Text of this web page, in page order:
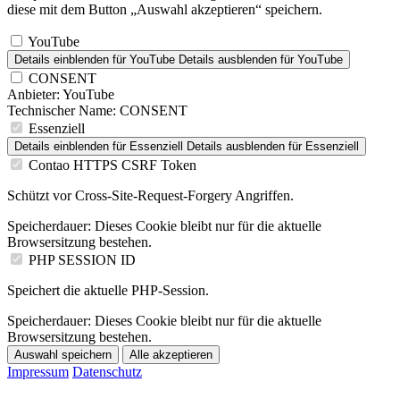
diese mit dem Button „Auswahl akzeptieren“ speichern.
YouTube
Details einblenden für YouTube Details ausblenden für YouTube
CONSENT
Anbieter: YouTube
Technischer Name: CONSENT
Essenziell
Details einblenden für Essenziell Details ausblenden für Essenziell
Contao HTTPS CSRF Token
Schützt vor Cross-Site-Request-Forgery Angriffen.
Speicherdauer: Dieses Cookie bleibt nur für die aktuelle
Browsersitzung bestehen.
PHP SESSION ID
Speichert die aktuelle PHP-Session.
Speicherdauer: Dieses Cookie bleibt nur für die aktuelle
Browsersitzung bestehen.
Auswahl speichern Alle akzeptieren
Impressum Datenschutz